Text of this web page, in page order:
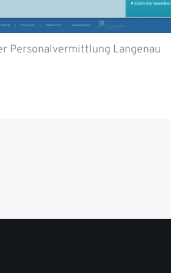
Personalvermittlung Langenau